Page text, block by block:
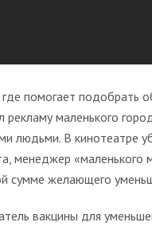
помогает
маленького
людьми. В кинотеатре
менеджер
сумме желающего
вакцины для